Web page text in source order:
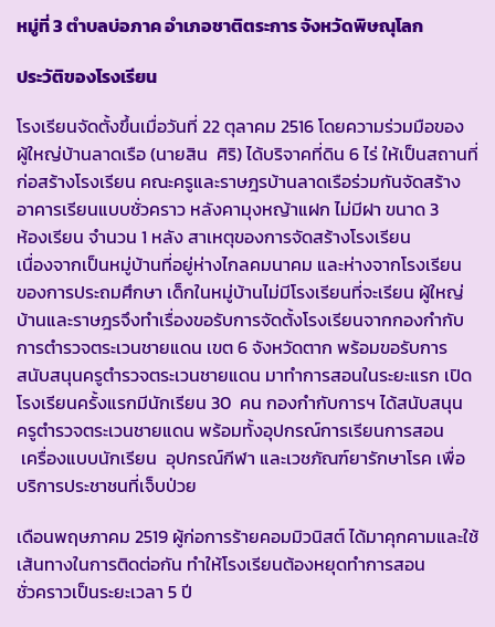
หมู่ที่ 3 ตำบลบ่อภาค อำเภอชาติตระการ จังหวัดพิษณุโลก
ประวัติของโรงเรียน
โรงเรียนจัดตั้งขึ้นเมื่อวันที่ 22 ตุลาคม 2516 โดยความร่วมมือของ
ผู้ใหญ่บ้านลาดเรือ (นายสิน ศิริ) ได้บริจาคที่ดิน 6 ไร่ ให้เป็นสถานที่
ก่อสร้างโรงเรียน คณะครูและราษฎรบ้านลาดเรือร่วมกันจัดสร้าง
อาคารเรียนแบบชั่วคราว หลังคามุงหญ้าแฝก ไม่มีฝา ขนาด 3
ห้องเรียน จำนวน 1 หลัง สาเหตุของการจัดสร้างโรงเรียน
เนื่องจากเป็นหมู่บ้านที่อยู่ห่างไกลคมนาคม และห่างจากโรงเรียน
ของการประถมศึกษา เด็กในหมู่บ้านไม่มีโรงเรียนที่จะเรียน ผู้ใหญ่
บ้านและราษฎรจึงทำเรื่องขอรับการจัดตั้งโรงเรียนจากกองกำกับ
การตำรวจตระเวนชายแดน เขต 6 จังหวัดตาก พร้อมขอรับการ
สนับสนุนครูตำรวจตระเวนชายแดน มาทำการสอนในระยะแรก เปิด
โรงเรียนครั้งแรกมีนักเรียน 30 คน กองกำกับการฯ ได้สนับสนุน
ครูตำรวจตระเวนชายแดน พร้อมทั้งอุปกรณ์การเรียนการสอน
เครื่องแบบนักเรียน อุปกรณ์กีฬา และเวชภัณฑ์ยารักษาโรค เพื่อ
บริการประชาชนที่เจ็บป่วย
เดือนพฤษภาคม 2519 ผู้ก่อการร้ายคอมมิวนิสต์ ได้มาคุกคามและใช้
เส้นทางในการติดต่อกัน ทำให้โรงเรียนต้องหยุดทำการสอน
ชั่วคราวเป็นระยะเวลา 5 ปี